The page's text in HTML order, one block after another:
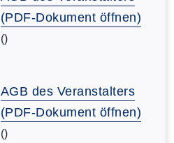
(PDF-Dokument öffnen)
()
AGB des Veranstalters
(PDF-Dokument öffnen)
()